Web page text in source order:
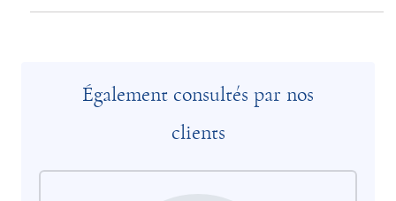
Également consultés par nos
clients